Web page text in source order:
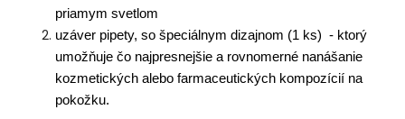
priamym svetlom
uzáver pipety, so špeciálnym dizajnom (1 ks) - ktorý
umožňuje čo najpresnejšie a rovnomerné nanášanie
kozmetických alebo farmaceutických kompozícií na
pokožku.